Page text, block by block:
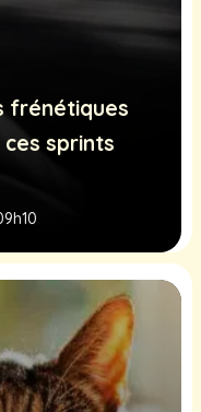
frénétiques
sprints